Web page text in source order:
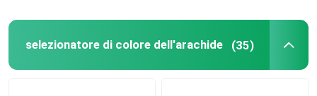
selezionatore di colore dell'arachide (35)